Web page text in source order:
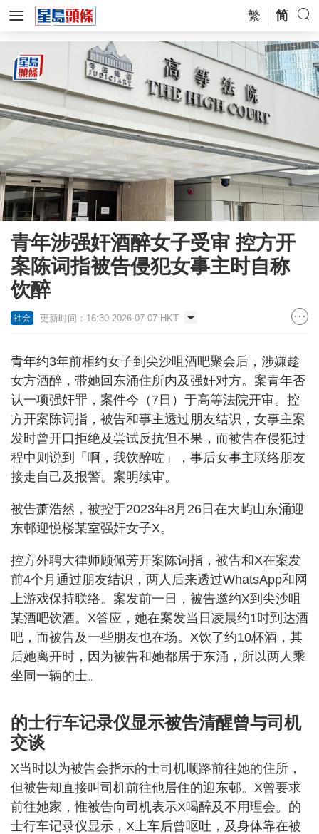
繁 简
青年涉强奸酒醉女子受审 控方开
案陈词指被告侵犯女事主时自称
饮醉
社会 更新时间：16:30 2026-07-07 HKT
青年约3年前相约女子到尖沙咀酒吧聚会后，涉嫌趁
女方酒醉，带她回东涌住所内及强奸对方。案青年否
认一项强奸罪，案件今（7日）于高等法院开审。控
方开案陈词指，被告和事主透过朋友结识，女事主案
发时曾开口拒绝及尝试反抗但不果，而被告在侵犯过
程中则说到「啊，我饮醉咗」，事后女事主联络朋友
接走自己及报警。案明续审。
被告萧浩然，被控于2023年8月26日在大屿山东涌迎
东邨迎悦楼某室强奸女子X。
控方外聘大律师顾佩芳开案陈词指，被告和X在案发
前4个月通过朋友结识，两人后来透过WhatsApp和网
上游戏保持联络。案发前一日，被告邀约X到尖沙咀
某酒吧饮酒。X答应，她在案发当日凌晨约1时到达酒
吧，而被告及一些朋友也在场。X饮了约10杯酒，其
后她离开时，因为被告和她都居于东涌，所以两人乘
坐同一辆的士。
的士行车记录仪显示被告清醒曾与司机
交谈
X当时以为被告会指示的士司机顺路前往她的住所，
但被告却直接叫司机前往他居住的迎东邨。X曾要求
前往她家，惟被告向司机表示X喝醉及不用理会。的
士行车记录仪显示，X上车后曾呕吐，及身体靠在被